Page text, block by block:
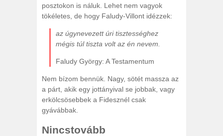
posztokon is náluk. Lehet nem vagyok
tökéletes, de hogy Faludy-Villont idézzek:
az úgynevezett úri tisztességhez
mégis túl tiszta volt az én nevem.
Faludy György: A Testamentum
Nem bízom bennük. Nagy, sötét massza az
a párt, akik egy jottányival se jobbak, vagy
erkölcsösebbek a Fidesznél csak
gyávábbak.
Nincstovább